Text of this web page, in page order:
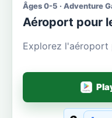
Âges 0-5 · Adventure
Aéroport pour
Explorez l'aéroport